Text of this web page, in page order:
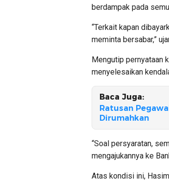
berdampak pada
“Terkait kapan
meminta bersabar,”
Mengutip pernyataan
menyelesaikan
Baca Juga:
Ratusan
Dirumahkan
“Soal persyaratan,
mengajukannya ke
Atas kondisi ini,